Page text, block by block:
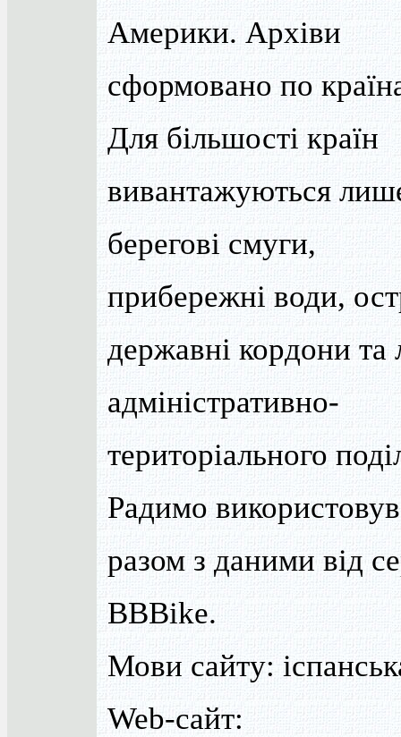
Америки. Архіви
сформовано по
Для більшості країн
вивантажуються
берегові смуги,
прибережні води,
державні кордони та
адміністративно-
територіального
Радимо
разом з даними від
BBBike.
Мови сайту:
Web-сайт: